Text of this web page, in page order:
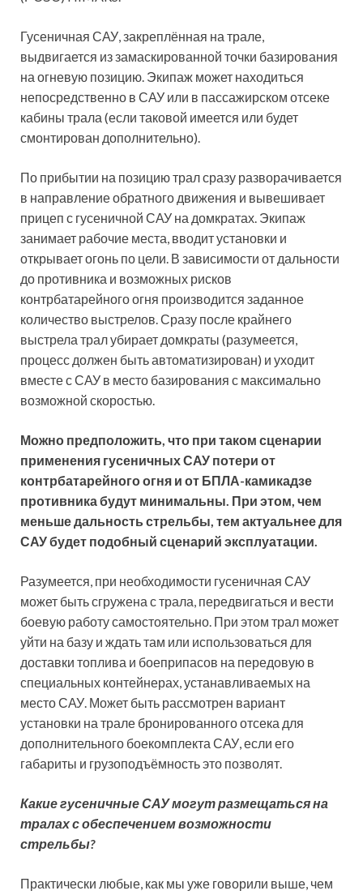
Гусеничная САУ, закреплённая на трале,
выдвигается из замаскированной точки базирования
на огневую позицию. Экипаж может находиться
непосредственно в САУ или в пассажирском отсеке
кабины трала (если таковой имеется или будет
смонтирован дополнительно).
По прибытии на позицию трал сразу разворачивается
в направление обратного движения и вывешивает
прицеп с гусеничной САУ на домкратах. Экипаж
занимает рабочие места, вводит установки и
открывает огонь по цели. В зависимости от дальности
до противника и возможных рисков
контрбатарейного огня производится заданное
количество выстрелов. Сразу после крайнего
выстрела трал убирает домкраты (разумеется,
процесс должен быть автоматизирован) и уходит
вместе с САУ в место базирования с максимально
возможной скоростью.
Можно предположить, что при таком сценарии
применения гусеничных САУ потери от
контрбатарейного огня и от БПЛА-камикадзе
противника будут минимальны. При этом, чем
меньше дальность стрельбы, тем актуальнее для
САУ будет подобный сценарий эксплуатации.
Разумеется, при необходимости гусеничная САУ
может быть сгружена с трала, передвигаться и вести
боевую работу самостоятельно. При этом трал может
уйти на базу и ждать там или использоваться для
доставки топлива и боеприпасов на передовую в
специальных контейнерах, устанавливаемых на
место САУ. Может быть рассмотрен вариант
установки на трале бронированного отсека для
дополнительного боекомплекта САУ, если его
габариты и грузоподъёмность это позволят.
Какие гусеничные САУ могут размещаться на
тралах с обеспечением возможности
стрельбы?
Практически любые, как мы уже говорили выше, чем